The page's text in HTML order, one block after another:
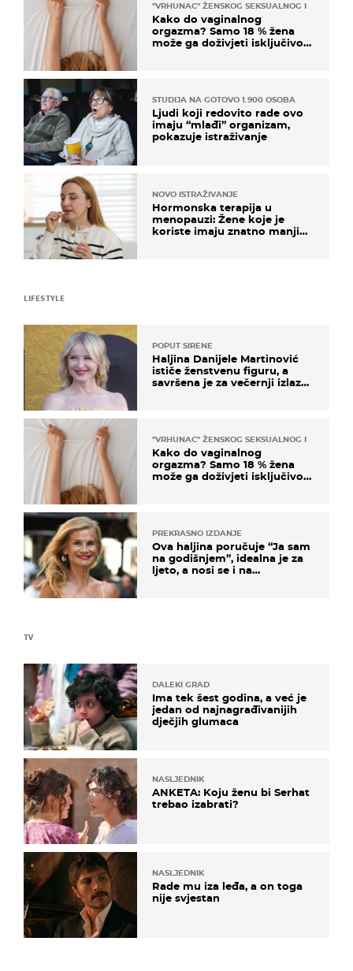
"VRHUNAC" ŽENSKOG SEKSUALNOG ISKUSTVA
Kako do vaginalnog
orgazma? Samo 18 % žena
može ga doživjeti isključivo
STUDIJA NA GOTOVO 1.900 OSOBA
Ljudi koji redovito rade ovo
imaju “mlađi” organizam,
pokazuje istraživanje
NOVO ISTRAŽIVANJE
Hormonska terapija u
menopauzi: Žene koje je
koriste imaju znatno manji
TV
DALEKI GRAD
Ima tek šest godina, a već je
jedan od najnagrađivanijih
dječjih glumaca
NASLJEDNIK
ANKETA: Koju ženu bi Serhat
trebao izabrati?
NASLJEDNIK
Rade mu iza leđa, a on toga
nije svjestan
LIFESTYLE
POPUT SIRENE
Haljina Danijele Martinović
ističe ženstvenu figuru, a
savršena je za večernji izlazak
"VRHUNAC" ŽENSKOG SEKSUALNOG ISKUSTVA
Kako do vaginalnog
orgazma? Samo 18 % žena
može ga doživjeti isključivo
PREKRASNO IZDANJE
Ova haljina poručuje “Ja sam
na godišnjem”, idealna je za
ljeto, a nosi se i na